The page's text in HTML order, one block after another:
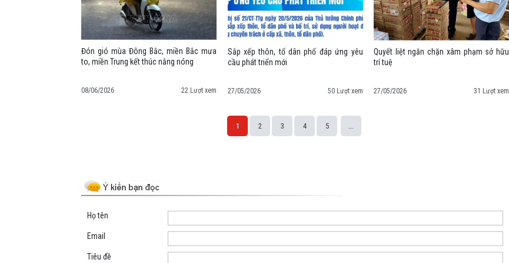
Đón gió mùa Đông Bắc, miền Bắc mưa
to, miền Trung kết thúc nắng nóng
08/06/2026 22 Lượt xem
Sắp xếp thôn, tổ dân phố đáp ứng yêu
cầu phát triển mới
27/05/2026 50 Lượt xem
Quyết liệt ngăn chặn xâm phạm sở hữu
trí tuệ
27/05/2026 31 Lượt xem
1 2 3 4 5
Họ tên
Email
Tiêu đề